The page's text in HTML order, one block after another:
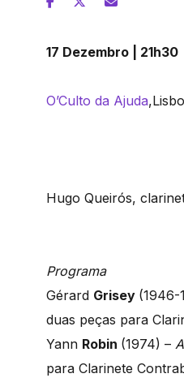
17 Dezembro | 21h30
O’Culto da Ajuda
Hugo Queirós,
Programa
Gérard Grisey (1946-
duas peças para
Yann Robin (1974) –
para Clarinete